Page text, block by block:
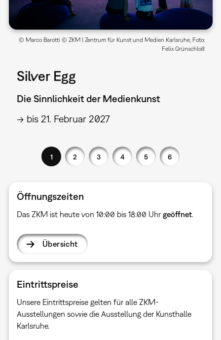
© Marco Barotti © ZKM | Zentrum für Kunst und Medien Karlsruhe, Foto:
Felix Grünschloß
Silver Egg
Die Sinnlichkeit der Medienkunst
→ bis 21. Februar 2027
1 2 3 4 5 6
Öffnungszeiten
Das ZKM ist heute von 10:00 bis 18:00 Uhr geöffnet.
Übersicht
Eintrittspreise
Unsere Eintrittspreise gelten für alle ZKM-
Ausstellungen sowie die Ausstellung der Kunsthalle
Karlsruhe.